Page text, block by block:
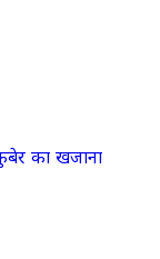
का खजाना